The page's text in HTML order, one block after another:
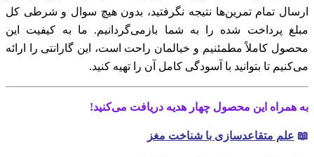
ارسال تمام تمرین‌ها نتیجه نگرفتید، بدون هیچ سوال و شرطی کل
مبلغ پرداخت شده را به شما بازمی‌گردانیم. ما به کیفیت این
محصول کاملاً مطمئنیم و خیالمان راحت است، این گارانتی را ارائه
می‌کنیم تا بتوانید با آسودگی کامل آن را تهیه کنید.
به همراه این محصول چهار هدیه دریافت می‌کنید!
📖 علم متقاعدسازی با شناخت مغز